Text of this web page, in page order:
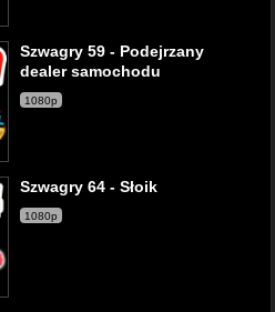
Szwagry 59 - Podejrzany
dealer samochodu
1080p
Szwagry 64 - Słoik
1080p